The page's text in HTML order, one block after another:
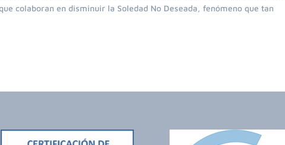
colaboran en disminuir la Soledad No Deseada, fenómeno que tan